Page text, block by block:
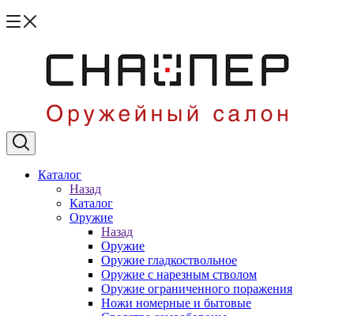
Каталог
Назад
Каталог
Оружие
Назад
Оружие
Оружие гладкоствольное
Оружие с нарезным стволом
Оружие ограниченного поражения
Ножи номерные и бытовые